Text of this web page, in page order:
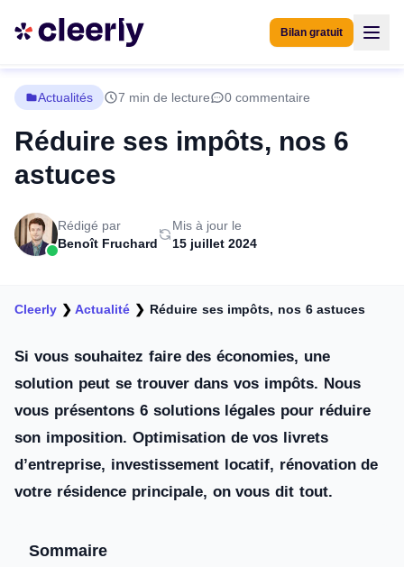
Bilan gratuit
Actualités 7 min de lecture 0 commentaire
Réduire ses impôts, nos 6
astuces
Rédigé par
Benoît Fruchard
Mis à jour le
15 juillet 2024
Cleerly ❯Actualité ❯ Réduire ses impôts, nos 6 astuces
Si vous souhaitez faire des économies, une
solution peut se trouver dans vos impôts. Nous
vous présentons 6 solutions légales pour réduire
son imposition. Optimisation de vos livrets
d’entreprise, investissement locatif, rénovation de
votre résidence principale, on vous dit tout.
Sommaire